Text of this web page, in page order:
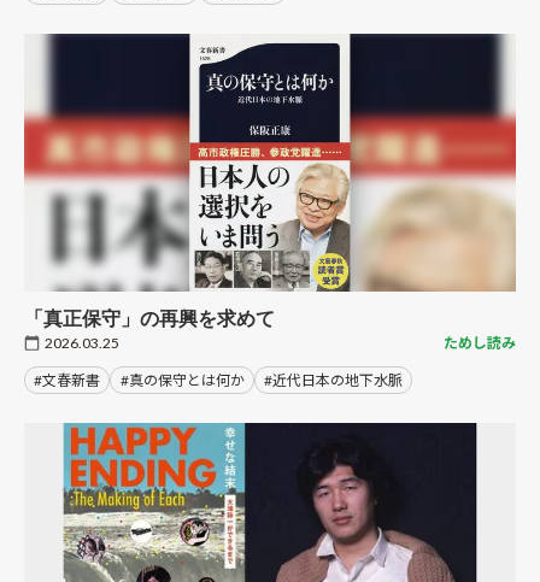
「真正保守」の再興を求めて
2026.03.25 ためし読み
#文春新書 #真の保守とは何か #近代日本の地下水脈